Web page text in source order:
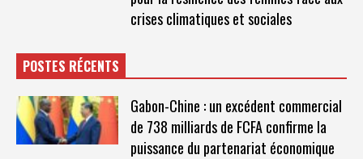
crises climatiques et sociales
POSTES RÉCENTS
Gabon-Chine : un excédent commercial
de 738 milliards de FCFA confirme la
puissance du partenariat économique